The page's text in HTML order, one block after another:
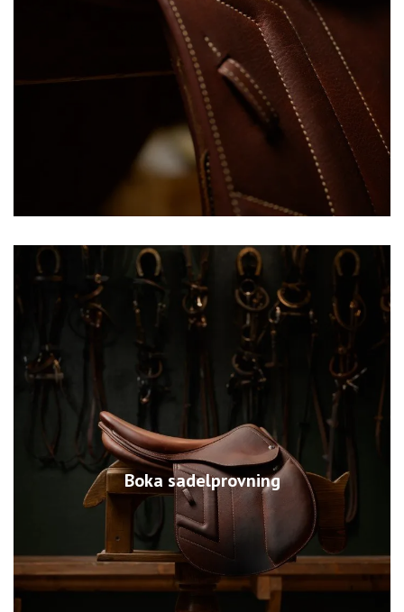
Boka sadelprovning